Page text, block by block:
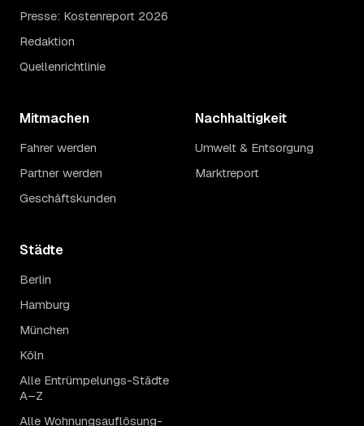
Presse: Kostenreport 2026
Redaktion
Quellenrichtlinie
Mitmachen
Fahrer werden
Partner werden
Geschäftskunden
Nachhaltigkeit
Umwelt & Entsorgung
Marktreport
Städte
Berlin
Hamburg
München
Köln
Alle Entrümpelungs-Städte
A–Z
Alle Wohnungsauflösung-